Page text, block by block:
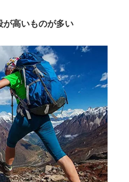
が高いものが多い